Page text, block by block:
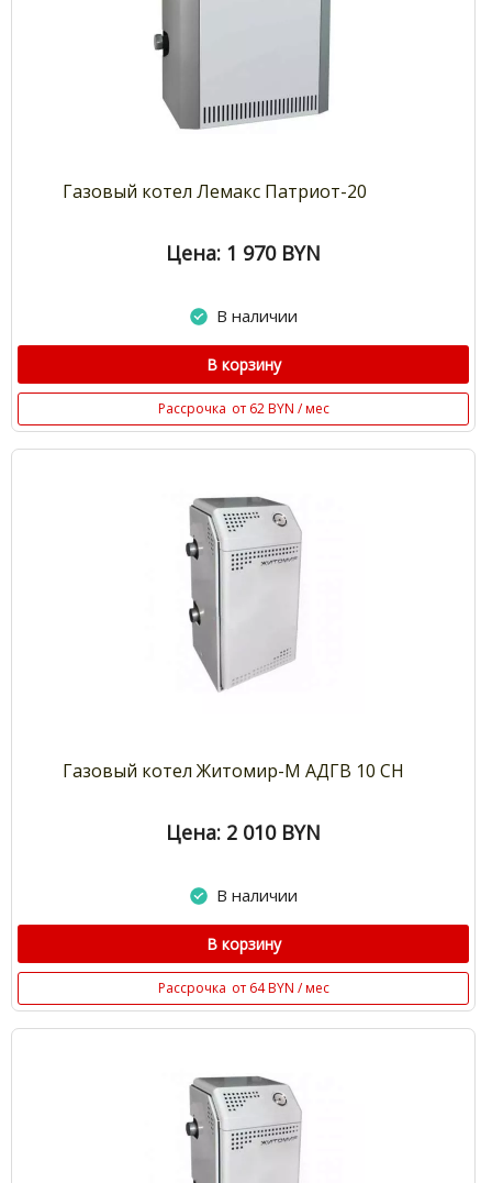
Газовый котел Лемакс Патриот-20
Цена: 1 970 BYN
В наличии
В корзину
Рассрочка от 62 BYN / мес
Газовый котел Житомир-М АДГВ 10 СН
Цена: 2 010 BYN
В наличии
В корзину
Рассрочка от 64 BYN / мес